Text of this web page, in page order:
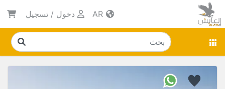
دخول / تسجيل